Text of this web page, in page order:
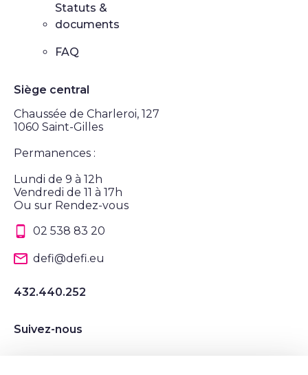
Statuts &
documents
FAQ
Siège central
Chaussée de Charleroi, 127
1060 Saint-Gilles
Permanences :
Lundi de 9 à 12h
Vendredi de 11 à 17h
Ou sur Rendez-vous
02 538 83 20
defi@defi.eu
432.440.252
Suivez-nous